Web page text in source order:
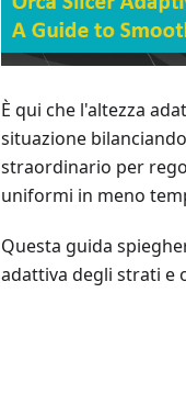
È qui che l'altezza
situazione
straordinario per
uniformi in meno
Questa guida
adattiva degli strati e